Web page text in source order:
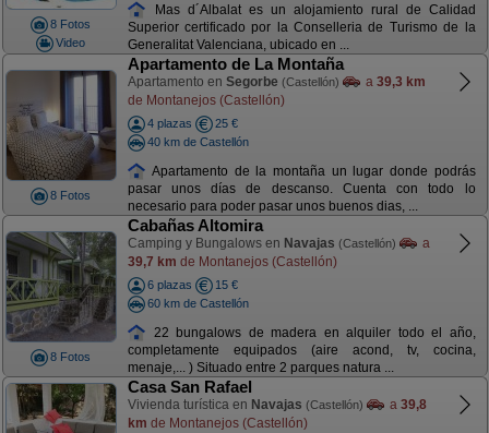
8 Fotos
Video
Mas d´Albalat es un alojamiento rural de Calidad
Superior certificado por la Conselleria de Turismo de la
Generalitat Valenciana, ubicado en ...
8 Fotos
Apartamento de La Montaña
Apartamento en Segorbe (Castellón) a 39,3 km
de Montanejos (Castellón)
4 plazas
25 €
40 km de Castellón
Apartamento de la montaña un lugar donde podrás
pasar unos días de descanso. Cuenta con todo lo
necesario para poder pasar unos buenos dias, ...
8 Fotos
Cabañas Altomira
Camping y Bungalows en Navajas (Castellón)
a
39,7 km de Montanejos (Castellón)
6 plazas
15 €
60 km de Castellón
22 bungalows de madera en alquiler todo el año,
completamente equipados (aire acond, tv, cocina,
menaje,... ) Situado entre 2 parques natura ...
Casa San Rafael
Vivienda turística en Navajas (Castellón) a 39,8
km de Montanejos (Castellón)